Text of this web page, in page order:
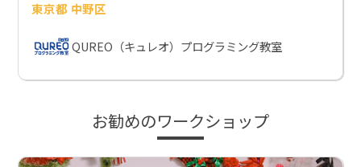
東京都 中野区
QUREO（キュレオ）プログラミング教室
お勧めのワークショップ